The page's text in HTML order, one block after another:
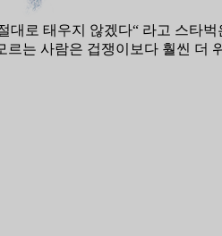
대로 태우지 않겠다“ 라고 스타벅
는 사람은 겁쟁이보다 훨씬 더